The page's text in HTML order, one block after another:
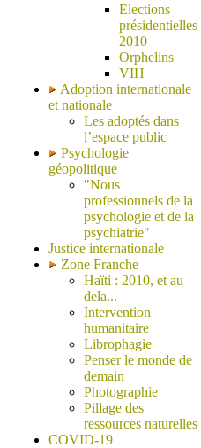
Elections
présidentielles
2010
Orphelins
VIH
Adoption internationale
et nationale
Les adoptés dans
l’espace public
Psychologie
géopolitique
"Nous
professionnels de la
psychologie et de la
psychiatrie"
Justice internationale
Zone Franche
Haïti : 2010, et au
dela...
Intervention
humanitaire
Librophagie
Penser le monde de
demain
Photographie
Pillage des
ressources naturelles
COVID-19